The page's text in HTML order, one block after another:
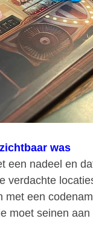
was
een nadeel en
verdachte
met een
moet seinen